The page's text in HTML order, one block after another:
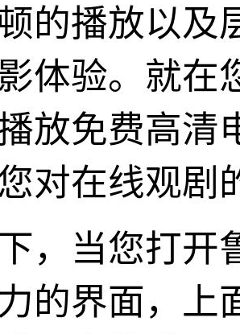
的播放以及
体验。就在
放免费高清
对在线观剧
，当您打开
的界面，上